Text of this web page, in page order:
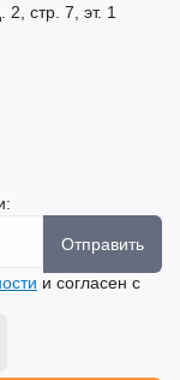
стр. 7, эт. 1
Отправить
и согласен с